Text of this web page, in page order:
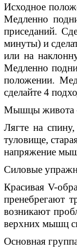
Исходное
Медленно
приседаний.
минуты) и
или на
Медленно
положении.
сделайте 4
Мышцы живота
Лягте на
туловище,
напряжение
Силовые
Красивая V-
пренебрегают
возникают
верхних мышц
Основная